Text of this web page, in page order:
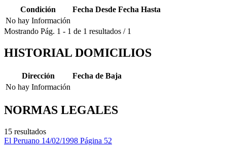
Condición Fecha Desde Fecha Hasta
No hay Información
Mostrando Pág. 1 - 1 de 1 resultados / 1
HISTORIAL DOMICILIOS
Dirección
Fecha de Baja
No hay Información
NORMAS LEGALES
15 resultados
El Peruano 14/02/1998 Página 52